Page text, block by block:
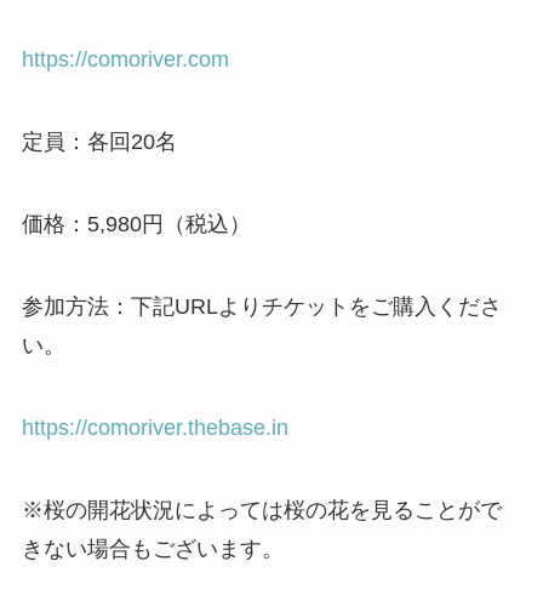
https://comoriver.com
定員：各回20名
価格：5,980円（税込）
参加方法：下記URLよりチケットをご購入くださ
い。
https://comoriver.thebase.in
※桜の開花状況によっては桜の花を見ることがで
きない場合もございます。